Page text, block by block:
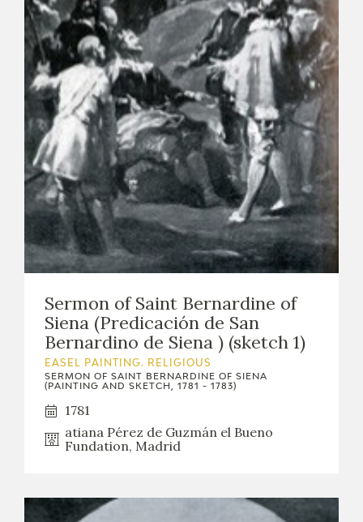
Sermon of Saint Bernardine of
Siena (Predicación de San
Bernardino de Siena ) (sketch 1)
EASEL PAINTING. RELIGIOUS
SERMON OF SAINT BERNARDINE OF SIENA
(PAINTING AND SKETCH, 1781 - 1783)
1781
atiana Pérez de Guzmán el Bueno
Fundation, Madrid